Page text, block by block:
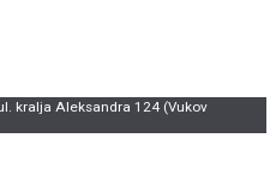
kralja Aleksandra 124 (Vukov